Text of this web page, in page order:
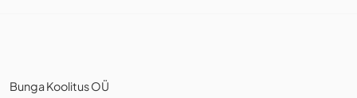
Bunga Koolitus OÜ